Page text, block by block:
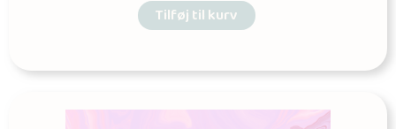
Tilføj til kurv